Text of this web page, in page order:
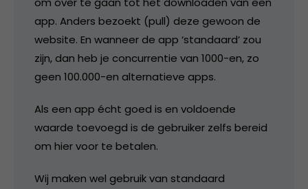
app. Anders bezoekt (pull) deze gewoon de
website. En wanneer de app ‘standaard’ zou
zijn, dan heb je concurrentie van 1000-en, zo
geen 100.000-en alternatieve apps.
Als een app écht goed is en voldoende
waarde toevoegd is de gebruiker zelfs bereid
om hier voor te betalen.
Wij maken wel gebruik van standaard